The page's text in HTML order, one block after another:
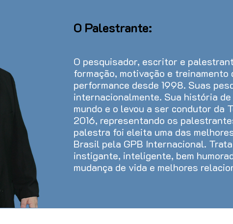
O Palestrante:
O pesquisador, escritor e
formação, motivação e treinamento
performance desde 1998. Suas
internacionalmente. Sua história
mundo e o levou a ser condutor da
2016, representando os
palestra foi eleita uma das
Brasil pela GPB Internacional.
instigante, inteligente, bem
mudança de vida e melhores